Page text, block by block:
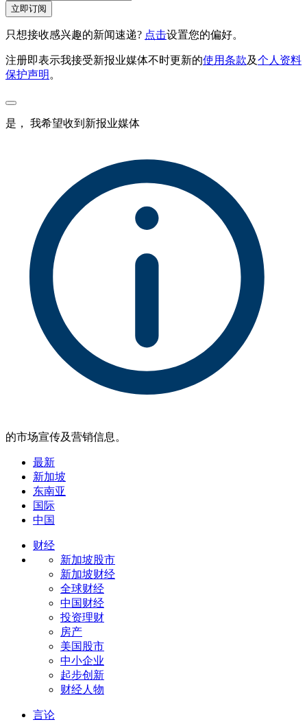
立即订阅
只想接收感兴趣的新闻速递? 点击设置您的偏好。
注册即表示我接受新报业媒体不时更新的使用条款及个人资料
保护声明。
是， 我希望收到新报业媒体
的市场宣传及营销信息。
最新
新加坡
东南亚
国际
中国
财经
新加坡股市
新加坡财经
全球财经
中国财经
投资理财
房产
美国股市
中小企业
起步创新
财经人物
言论